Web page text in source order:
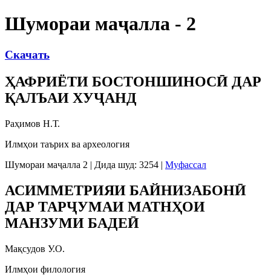
Шумораи маҷалла - 2
Скачать
ҲАФРИЁТИ БОСТОНШИНОСӢ ДАР
ҚАЛЪАИ ХУҶАНД
Раҳимов Н.Т.
Илмҳои таърих ва археология
Шумораи маҷалла 2 | Дида шуд: 3254 | Муфассал
АСИММЕТРИЯИ БАЙНИЗАБОНӢ
ДАР ТАРҶУМАИ МАТНҲОИ
МАНЗУМИ БАДЕӢ
Мақсудов У.О.
Илмҳои филология